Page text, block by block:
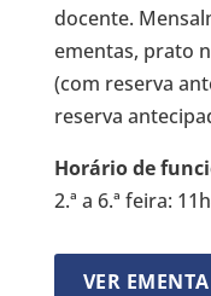
docente.
ementas, prato
(com reserva
reserva
Horário de
2.ª a 6.ª feira:
VER EMENTA